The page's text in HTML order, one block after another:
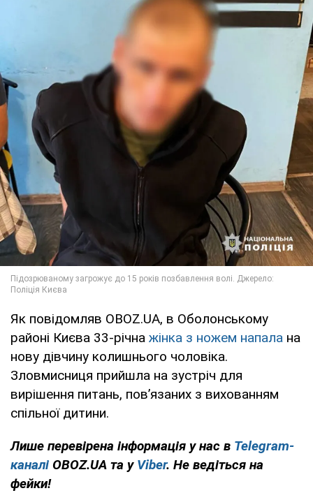
Як повідомляв OBOZ.UA, в Оболонському
районі Києва 33-річна жінка з ножем напала на
нову дівчину колишнього чоловіка.
Зловмисниця прийшла на зустріч для
вирішення питань, пов’язаних з вихованням
спільної дитини.
Лише перевірена інформація у нас в Telegram-
каналі OBOZ.UA та у Viber. Не ведіться на
фейки!